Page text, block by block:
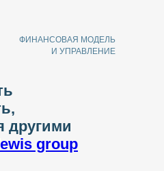
другими
group
ФИНАНСОВАЯ МОДЕЛЬ
И УПРАВЛЕНИЕ